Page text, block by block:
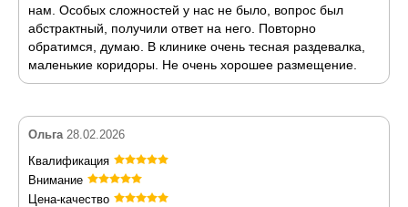
нам. Особых сложностей у нас не было, вопрос был
абстрактный, получили ответ на него. Повторно
обратимся, думаю. В клинике очень тесная раздевалка,
маленькие коридоры. Не очень хорошее размещение.
Ольга 28.02.2026
Квалификация
Внимание
Цена-качество